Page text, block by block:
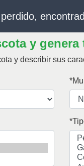
y genera
y describir sus